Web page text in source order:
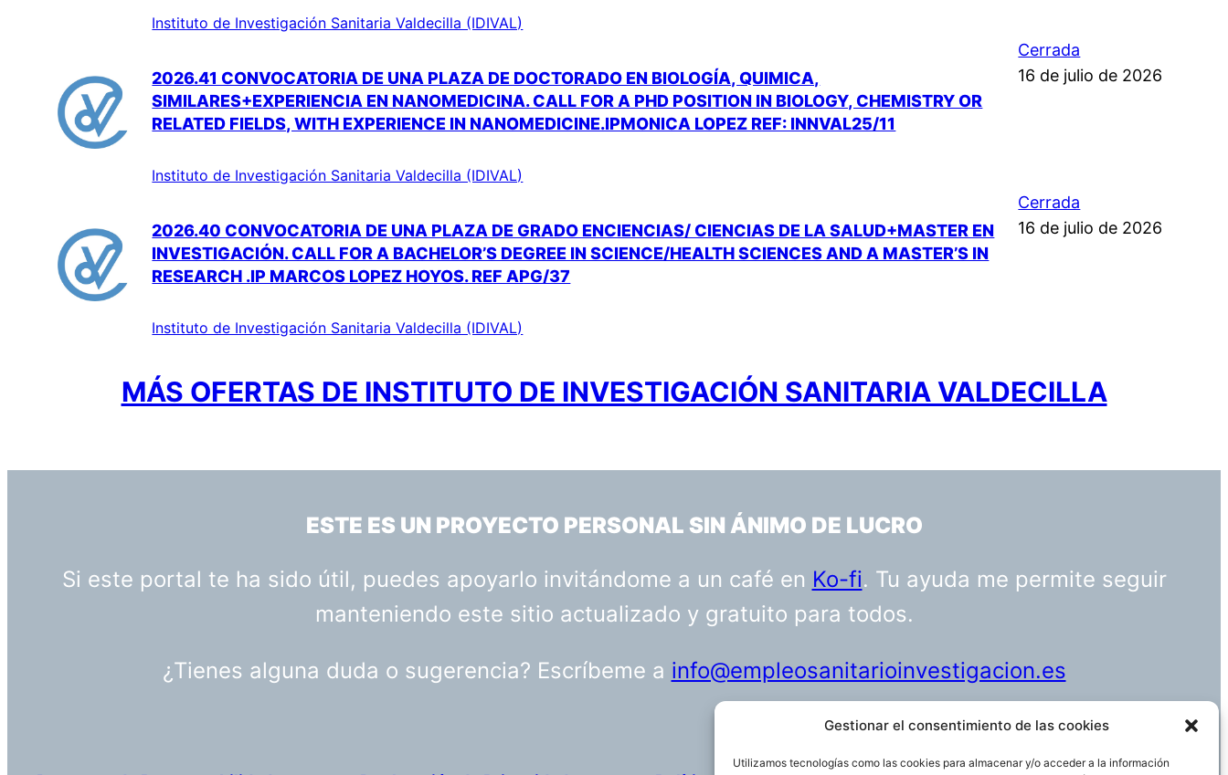
Gestionar el consentimiento de las cookies
Utilizamos tecnologías como las cookies para almacenar y/o acceder a la información
Instituto de Investigación Sanitaria Valdecilla (IDIVAL)
2026.41 CONVOCATORIA DE UNA PLAZA DE DOCTORADO EN BIOLOGÍA, QUIMICA,
SIMILARES+EXPERIENCIA EN NANOMEDICINA. CALL FOR A PHD POSITION IN BIOLOGY, CHEMISTRY OR
RELATED FIELDS, WITH EXPERIENCE IN NANOMEDICINE.IPMONICA LOPEZ REF: INNVAL25/11
Instituto de Investigación Sanitaria Valdecilla (IDIVAL)
Cerrada
16 de julio de 2026
2026.40 CONVOCATORIA DE UNA PLAZA DE GRADO ENCIENCIAS/ CIENCIAS DE LA SALUD+MASTER EN
INVESTIGACIÓN. CALL FOR A BACHELOR’S DEGREE IN SCIENCE/HEALTH SCIENCES AND A MASTER’S IN
RESEARCH .IP MARCOS LOPEZ HOYOS. REF APG/37
Instituto de Investigación Sanitaria Valdecilla (IDIVAL)
Cerrada
16 de julio de 2026
MÁS OFERTAS DE INSTITUTO DE INVESTIGACIÓN SANITARIA VALDECILLA
ESTE ES UN PROYECTO PERSONAL SIN ÁNIMO DE LUCRO
Si este portal te ha sido útil, puedes apoyarlo invitándome a un café en Ko-fi. Tu ayuda me permite seguir
manteniendo este sitio actualizado y gratuito para todos.
¿Tienes alguna duda o sugerencia? Escríbeme a info@empleosanitarioinvestigacion.es